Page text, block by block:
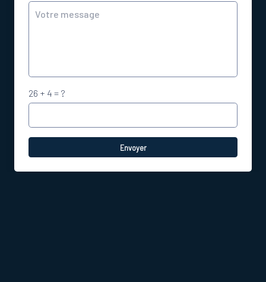
26 + 4 = ?
Envoyer